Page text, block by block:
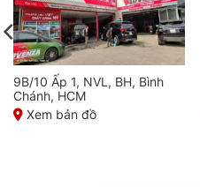
9B/10 Ấp 1, NVL, BH, Bình
Chánh, HCM
Xem bản đồ